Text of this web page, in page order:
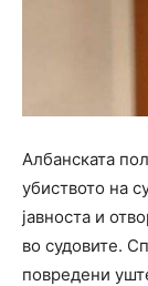
Албанската
убиството на
јавноста и
во судовите.
повредени